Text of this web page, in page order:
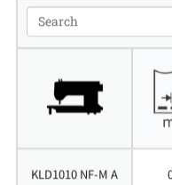
KLD1010 NF-M A